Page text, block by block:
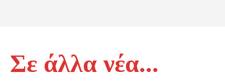
Σε άλλα νέα...